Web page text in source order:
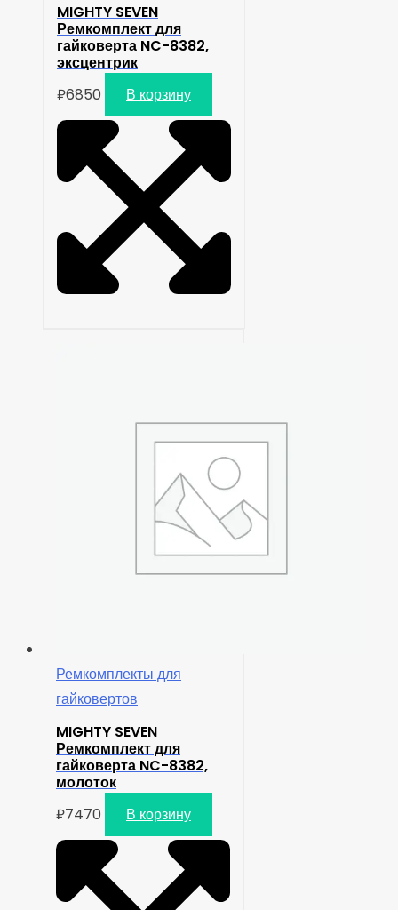
MIGHTY SEVEN
Ремкомплект для
гайковерта NC-8382,
эксцентрик
₽6850 В корзину
Ремкомплекты для
гайковертов
MIGHTY SEVEN
Ремкомплект для
гайковерта NC-8382,
молоток
₽7470 В корзину